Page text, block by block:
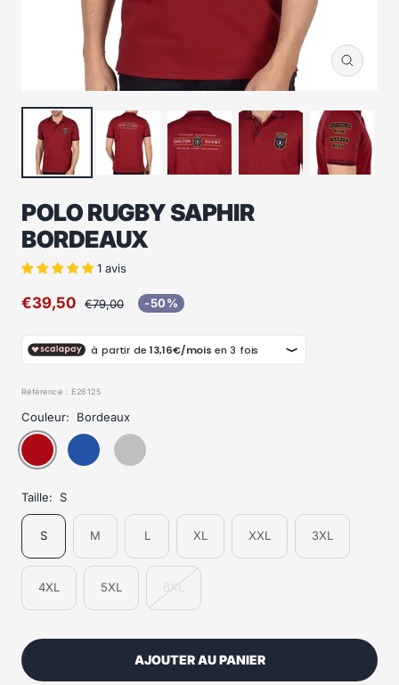
Zoom
POLO RUGBY SAPHIR
BORDEAUX
1 avis
Prix
vente
€39,50
Prix
€79,00 -50%
Référence : E26125
Couleur: Bordeaux
Taille: S
S M L XL XXL 3XL
4XL 5XL 6XL
AJOUTER AU PANIER